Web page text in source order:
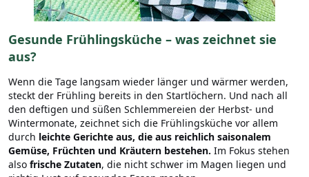
Gesunde Frühlingsküche – was zeichnet sie
aus?
Wenn die Tage langsam wieder länger und wärmer werden,
steckt der Frühling bereits in den Startlöchern. Und nach all
den deftigen und süßen Schlemmereien der Herbst- und
Wintermonate, zeichnet sich die Frühlingsküche vor allem
durch leichte Gerichte aus, die aus reichlich saisonalem
Gemüse, Früchten und Kräutern bestehen. Im Fokus stehen
also frische Zutaten, die nicht schwer im Magen liegen und